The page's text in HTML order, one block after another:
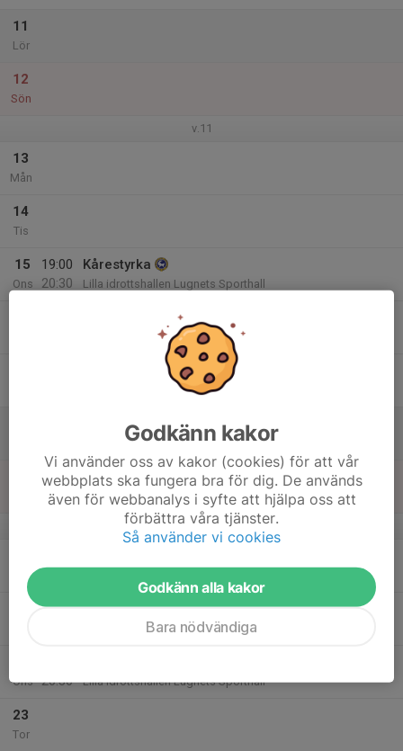
11
Lör
12
Sön
v.11
13
Mån
14
Tis
15
Ons
19:00
20:30
Kårestyrka
Lilla idrottshallen Lugnets Sporthall
Kårestugan uthyrd
Kårestugan
v.12
Mån
Ons
20:30
Lilla idrottshallen Lugnets Sporthall
23
Tor
Godkänn kakor
Vi använder oss av kakor (cookies) för att vår
webbplats ska fungera bra för dig. De används
även för webbanalys i syfte att hjälpa oss att
förbättra våra tjänster.
Så använder vi cookies
Godkänn alla kakor
Bara nödvändiga